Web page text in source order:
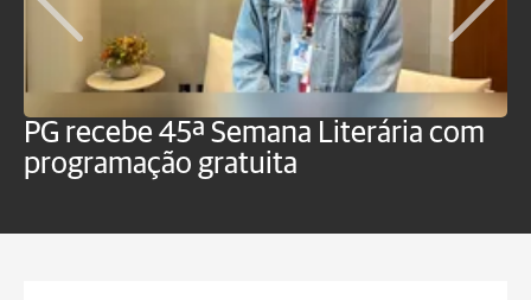
PG recebe 45ª Semana Literária com
programação gratuita